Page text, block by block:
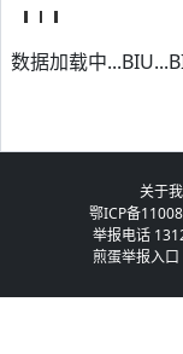
数据加载中
关于
鄂ICP备
举报电话
煎蛋举报入口